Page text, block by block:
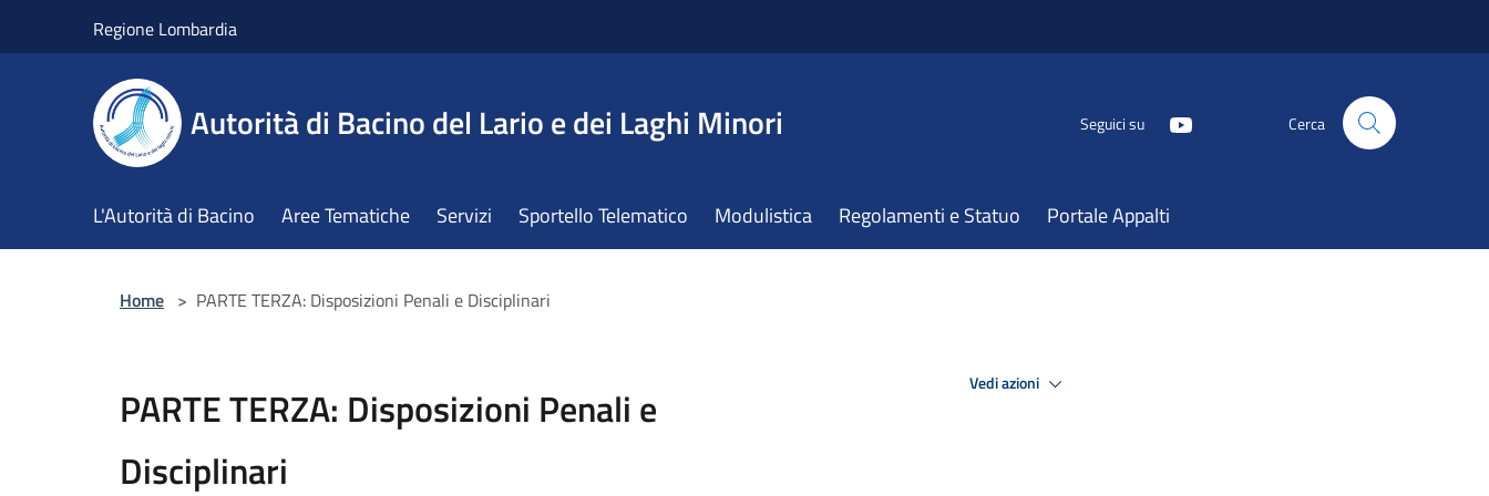
Regione Lombardia
Autorità di Bacino del Lario e dei Laghi Minori Seguici su Cerca
L'Autorità di Bacino Aree Tematiche Servizi Sportello Telematico Modulistica Regolamenti e Statuo Portale Appalti
Home > PARTE TERZA: Disposizioni Penali e Disciplinari
PARTE TERZA: Disposizioni Penali e
Disciplinari
Vedi azioni